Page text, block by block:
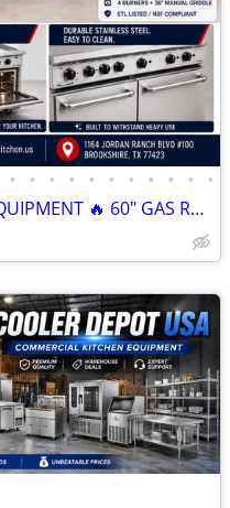
• • • • • • • • • • •
COMMERCIAL RESTAURANT EQUIPMENT 🔥 60" GAS RANGE WITH 36" MANUAL GRIDD